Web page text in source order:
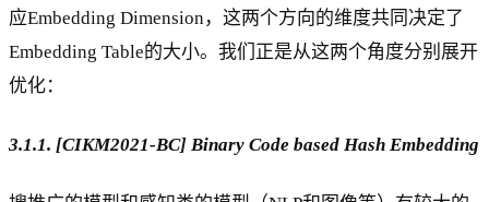
应Embedding Dimension，这两个方向的维度共同决定了
Embedding Table的大小。我们正是从这两个角度分别展开
优化：
3.1.1. [CIKM2021-BC] Binary Code based Hash Embedding